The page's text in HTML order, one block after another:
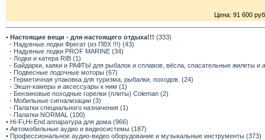
Цена: 91 600
• Настоящие вещи - для настоящего отдыха!!! (333)
- Надувные лодки Фрегат (из ПВХ !!!) (43)
- Надувные лодки PROF MARINE (34)
- Лодки и катера RIB (1)
- Байдарки, каяки и РАФТЫ для рыбалок и сплавов, вёсла, спасательные жилеты и
- Подвесные лодочные моторы (67)
- Герметичная упаковка для туризма, рыбалки, походов. (24)
- Экшн-камеры и аксессуары к ним (1)
- Бензиновые походные горелки (плиты) Coleman (2)
- Мобильные сигнализации (3)
- Палатки специального назначения (1)
- Палатки NORMAL (100)
• Hi-Fi,Hi-End аппаратура для дома (966)
• Автомобильные аудио и видеосистемы (187)
• Профессиональное аудио-видео оборудование и музыкальные инструменты (373)